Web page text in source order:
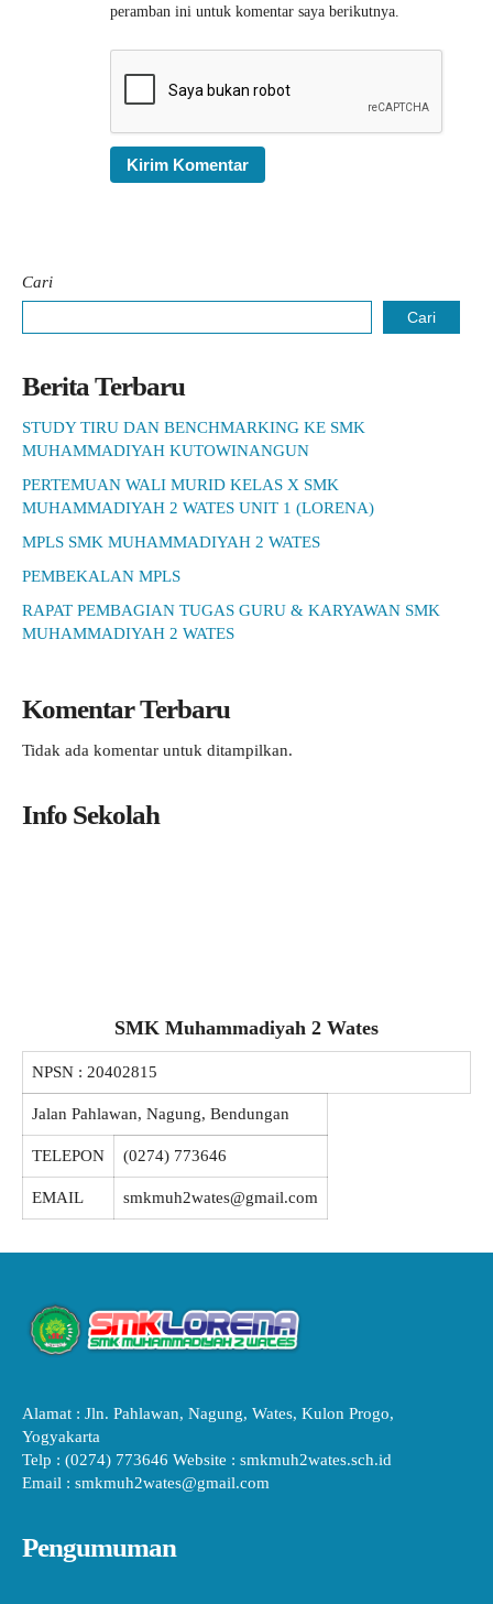
peramban ini untuk komentar saya berikutnya.
Cari
Cari
Berita Terbaru
STUDY TIRU DAN BENCHMARKING KE SMK
MUHAMMADIYAH KUTOWINANGUN
PERTEMUAN WALI MURID KELAS X SMK
MUHAMMADIYAH 2 WATES UNIT 1 (LORENA)
MPLS SMK MUHAMMADIYAH 2 WATES
PEMBEKALAN MPLS
RAPAT PEMBAGIAN TUGAS GURU & KARYAWAN SMK
MUHAMMADIYAH 2 WATES
Komentar Terbaru
Tidak ada komentar untuk ditampilkan.
Info Sekolah
SMK Muhammadiyah 2 Wates
NPSN : 20402815
Jalan Pahlawan, Nagung, Bendungan
TELEPON (0274) 773646
EMAIL smkmuh2wates@gmail.com
Alamat : Jln. Pahlawan, Nagung, Wates, Kulon Progo,
Yogyakarta
Telp : (0274) 773646 Website : smkmuh2wates.sch.id
Email : smkmuh2wates@gmail.com
Pengumuman